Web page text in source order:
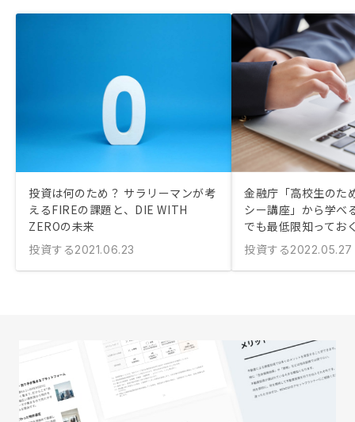
投資は何のため？ サラリーマンが考
えるFIREの課題と、DIE WITH
ZEROの未来
投資する2021.06.23
金融庁「高校生のた
シー講座」から学べ
でも最低限知ってお
投資する2022.05.27